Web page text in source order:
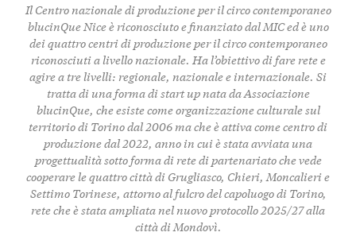
Il Centro nazionale di produzione per il circo contemporaneo
blucinQue Nice è riconosciuto e finanziato dal MIC ed è uno
dei quattro centri di produzione per il circo contemporaneo
riconosciuti a livello nazionale. Ha l’obiettivo di fare rete e
agire a tre livelli: regionale, nazionale e internazionale. Si
tratta di una forma di start up nata da Associazione
blucinQue, che esiste come organizzazione culturale sul
territorio di Torino dal 2006 ma che è attiva come centro di
produzione dal 2022, anno in cui è stata avviata una
progettualità sotto forma di rete di partenariato che vede
cooperare le quattro città di Grugliasco, Chieri, Moncalieri e
Settimo Torinese, attorno al fulcro del capoluogo di Torino,
rete che è stata ampliata nel nuovo protocollo 2025/27 alla
città di Mondovì.